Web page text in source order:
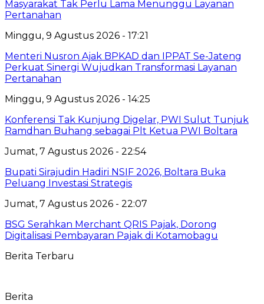
Masyarakat Tak Perlu Lama Menunggu Layanan
Pertanahan
Minggu, 9 Agustus 2026 - 17:21
Menteri Nusron Ajak BPKAD dan IPPAT Se-Jateng
Perkuat Sinergi Wujudkan Transformasi Layanan
Pertanahan
Minggu, 9 Agustus 2026 - 14:25
‎Konferensi Tak Kunjung Digelar, PWI Sulut Tunjuk
Ramdhan Buhang sebagai Plt Ketua PWI Boltara
Jumat, 7 Agustus 2026 - 22:54
Bupati Sirajudin Hadiri NSIF 2026, Boltara Buka
Peluang Investasi Strategis
Jumat, 7 Agustus 2026 - 22:07
‎BSG Serahkan Merchant QRIS Pajak, Dorong
Digitalisasi Pembayaran Pajak di Kotamobagu
Berita Terbaru
Berita